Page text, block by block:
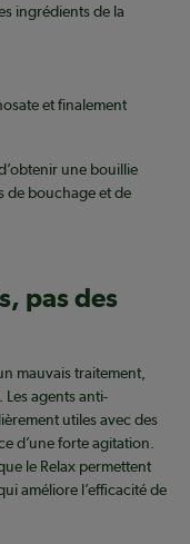
ingrédients de la
et finalement
une bouillie
de bouchage et de
pas des
mauvais traitement,
agents anti-
utiles avec des
d’une forte agitation.
le Relax permettent
améliore l’efficacité de